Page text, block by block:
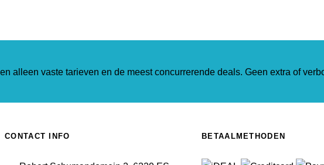
alleen vaste tarieven en de meest concurrerende deals. Geen extra of
CONTACT INFO BETAALMETHODEN